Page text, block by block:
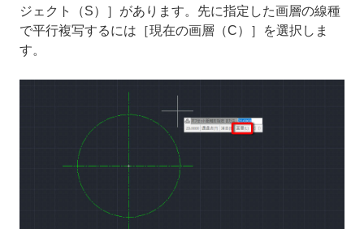
ジェクト（S）］があります。先に指定した画層の線種
で平行複写するには［現在の画層（C）］を選択しま
す。